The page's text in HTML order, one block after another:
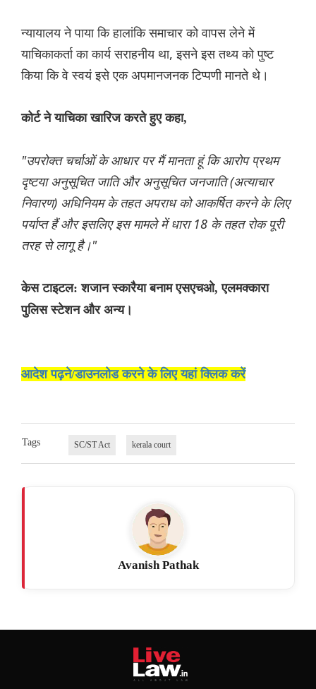
न्यायालय ने पाया कि हालांकि समाचार को वापस लेने में
याचिकाकर्ता का कार्य सराहनीय था, इसने इस तथ्य को पुष्ट
किया कि वे स्वयं इसे एक अपमानजनक टिप्पणी मानते थे।
कोर्ट ने याचिका खारिज करते हुए कहा,
"उपरोक्त चर्चाओं के आधार पर मैं मानता हूं कि आरोप प्रथम
दृष्टया अनुसूचित जाति और अनुसूचित जनजाति (अत्याचार
निवारण) अधिनियम के तहत अपराध को आकर्षित करने के लिए
पर्याप्त हैं और इसलिए इस मामले में धारा 18 के तहत रोक पूरी
तरह से लागू है।"
केस टाइटल: शजान स्कारैया बनाम एसएचओ, एलमक्कारा
पुलिस स्टेशन और अन्य।
आदेश पढ़ने/डाउनलोड करने के लिए यहां क्लिक करें
Tags SC/ST Act kerala court
Avanish Pathak